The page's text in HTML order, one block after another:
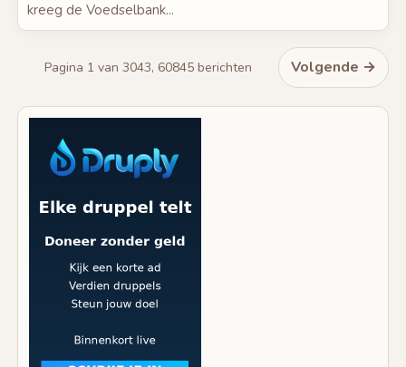
kreeg de Voedselbank...
Pagina 1 van 3043, 60845 berichten Volgende →